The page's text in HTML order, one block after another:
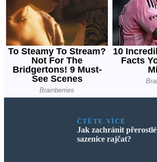
ČTĚTE VÍCE
Jak zachránit přerostlé
sazenice rajčat?